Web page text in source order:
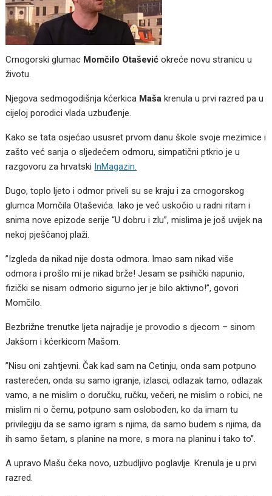
Crnogorski glumac Momčilo Otašević okreće novu stranicu u
životu.
Njegova sedmogodišnja kćerkica Maša krenula u prvi razred pa u
cijeloj porodici vlada uzbuđenje.
Kako se tata osjećao ususret prvom danu škole svoje mezimice i
zašto već sanja o sljedećem odmoru, simpatični ptkrio je u
razgovoru za hrvatski InMagazin.
Dugo, toplo ljeto i odmor priveli su se kraju i za crnogorskog
glumca Momčila Otaševića. Iako je već uskočio u radni ritam i
snima nove epizode serije “U dobru i zlu”, mislima je još uvijek na
nekoj pješčanoj plaži.
”Izgleda da nikad nije dosta odmora. Imao sam nikad više
odmora i prošlo mi je nikad brže! Jesam se psihički napunio,
fizički se nisam odmorio sigurno jer je bilo aktivno!”, govori
Momčilo.
Bezbrižne trenutke ljeta najradije je provodio s djecom – sinom
Jakšom i kćerkicom Mašom.
”Nisu oni zahtjevni. Čak kad sam na Cetinju, onda sam potpuno
rasterećen, onda su samo igranje, izlasci, odlazak tamo, odlazak
vamo, a ne mislim o doručku, ručku, večeri, ne mislim o robici, ne
mislim ni o čemu, potpuno sam oslobođen, ko da imam tu
privilegiju da se samo igram s njima, da samo budem s njima, da
ih samo šetam, s planine na more, s mora na planinu i tako to”.
A upravo Mašu čeka novo, uzbudljivo poglavlje. Krenula je u prvi
razred.